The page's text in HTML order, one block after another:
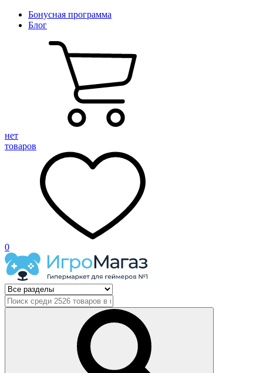
Бонусная программа
Блог
нет
товаров
0